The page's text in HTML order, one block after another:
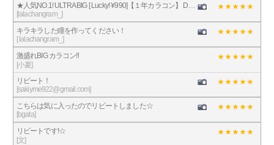
★人気NO.1! ULTRA BIG [ Lucky! ¥990]【１年カラコン】 Daisy K17 Brown / 711
[lalachangram_]
キラキラした瞳を作ってください！
[ lalachangram_]
激盛れBIG カラコン‼️
[小夏]
リピート！
[sakiyme922@gmail.com]
こちらは気に入ったのでリピートしました☆
[bgata]
リピートです!☆
[文]